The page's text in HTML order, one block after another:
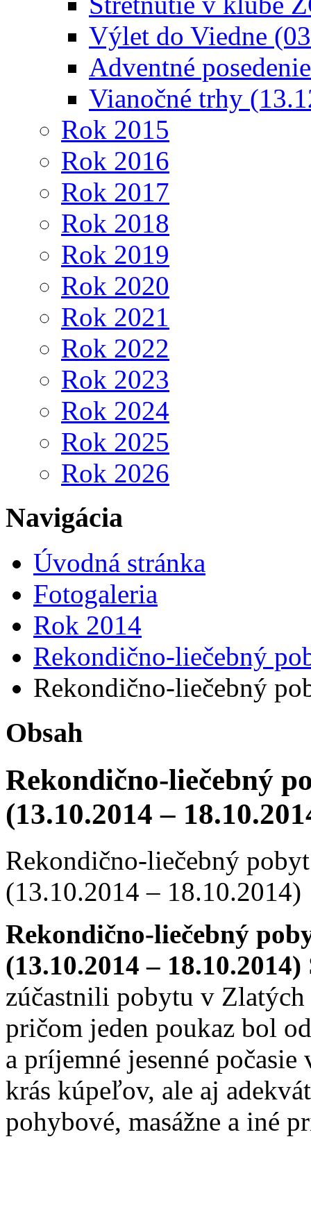
Výlet do Viedne
Adventné
Vianočné trhy
Rok 2015
Rok 2016
Rok 2017
Rok 2018
Rok 2019
Rok 2020
Rok 2021
Rok 2022
Rok 2023
Rok 2024
Rok 2025
Rok 2026
Navigácia
Úvodná stránka
Fotogaleria
Rok 2014
Rekondično-liečebný
Rekondično-liečebný
Obsah
Rekondično-liečebný
(13.10.2014 –
Rekondično-liečebný
(13.10.2014 – 18.10.2014)
Rekondično-liečebný
(13.10.2014 – 18.10.2014)
zúčastnili pobytu v
pričom jeden poukaz bol
a príjemné jesenné
krás kúpeľov, ale aj
pohybové, masážne a iné